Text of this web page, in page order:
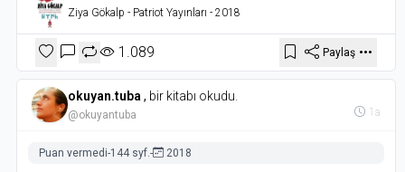
Ziya Gökalp - Patriot Yayınları - 2018
1.089 Paylaş
okuyan.tuba , bir kitabı okudu.
@okuyantuba 1a
Puan vermedi-144 syf.- 2018